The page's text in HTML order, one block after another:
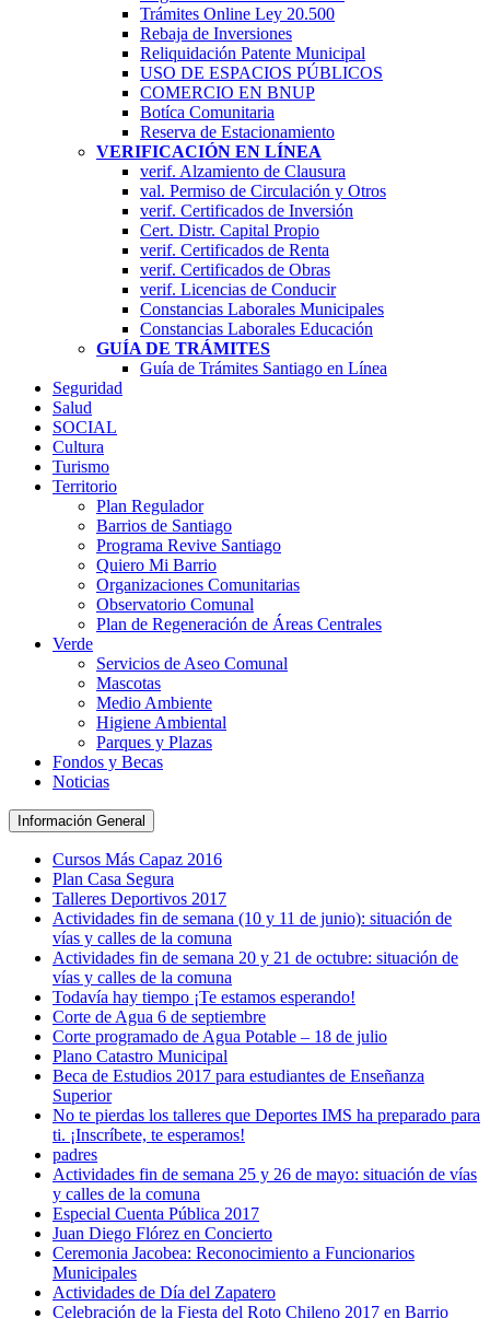
Trámites Online Ley 20.500
Rebaja de Inversiones
Reliquidación Patente Municipal
USO DE ESPACIOS PÚBLICOS
COMERCIO EN BNUP
Botíca Comunitaria
Reserva de Estacionamiento
VERIFICACIÓN EN LÍNEA
verif. Alzamiento de Clausura
val. Permiso de Circulación y Otros
verif. Certificados de Inversión
Cert. Distr. Capital Propio
verif. Certificados de Renta
verif. Certificados de Obras
verif. Licencias de Conducir
Constancias Laborales Municipales
Constancias Laborales Educación
GUÍA DE TRÁMITES
Guía de Trámites Santiago en Línea
Seguridad
Salud
SOCIAL
Cultura
Turismo
Territorio
Plan Regulador
Barrios de Santiago
Programa Revive Santiago
Quiero Mi Barrio
Organizaciones Comunitarias
Observatorio Comunal
Plan de Regeneración de Áreas Centrales
Verde
Servicios de Aseo Comunal
Mascotas
Medio Ambiente
Higiene Ambiental
Parques y Plazas
Fondos y Becas
Noticias
Información General
Cursos Más Capaz 2016
Plan Casa Segura
Talleres Deportivos 2017
Actividades fin de semana (10 y 11 de junio): situación de
vías y calles de la comuna
Actividades fin de semana 20 y 21 de octubre: situación de
vías y calles de la comuna
Todavía hay tiempo ¡Te estamos esperando!
Corte de Agua 6 de septiembre
Corte programado de Agua Potable – 18 de julio
Plano Catastro Municipal
Beca de Estudios 2017 para estudiantes de Enseñanza
Superior
No te pierdas los talleres que Deportes IMS ha preparado para
ti. ¡Inscríbete, te esperamos!
padres
Actividades fin de semana 25 y 26 de mayo: situación de vías
y calles de la comuna
Especial Cuenta Pública 2017
Juan Diego Flórez en Concierto
Ceremonia Jacobea: Reconocimiento a Funcionarios
Municipales
Actividades de Día del Zapatero
Celebración de la Fiesta del Roto Chileno 2017 en Barrio